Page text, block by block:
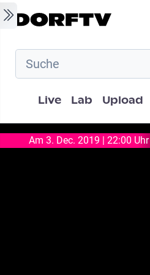
Skip to main content
Hauptnavigation
Live Lab Upload
Am 3. Dec. 2019 | 22:00 Uhr